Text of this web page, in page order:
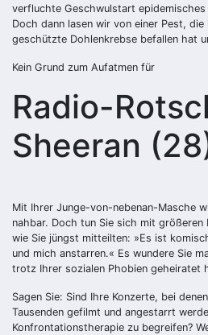
verfluchte Geschwulstart epidemisches
Doch dann lasen wir von einer Pest,
geschützte Dohlenkrebse befallen hat
Kein Grund zum Aufatmen für
Radio-
Sheeran
Mit Ihrer Junge-von-nebenan-Masche
nahbar. Doch tun Sie sich mit größeren
wie Sie jüngst mitteilten: »Es ist
und mich anstarren.« Es wundere Sie
trotz Ihrer sozialen Phobien geheiratet
Sagen Sie: Sind Ihre Konzerte, bei
Tausenden gefilmt und angestarrt
Konfrontationstherapie zu begreifen?